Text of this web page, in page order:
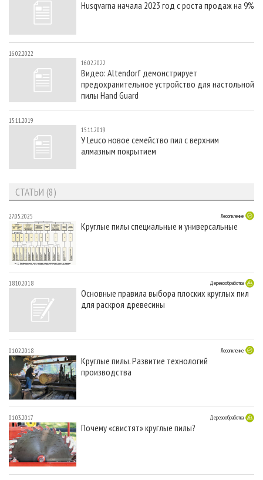
СУШКА ДРЕВЕСИНЫ
ПРОИЗВОДСТВО ДРЕВЕСНЫХ ПЛИТ
ДЕРЕВЯННОЕ ДОМОСТРОЕНИЕ
ПРОИЗВОДСТВО МЕБЕЛИ
БИОЭНЕРГЕТИКА
ЦБП
ИНСТРУМЕНТ И МАТЕРИАЛЫ
ПЕРСОНЫ
МОБИЛЬНЫЕ ВЫСТАВКИ
ПРИОРИТЕТНЫЕ ИНВЕСТПРОЕКТЫ
RUSSIAN FORESTRY REVIEW
ГАЗЕТА ЛЕСПРОМФОРУМ
БИБЛИОТЕКА СПЕЦИАЛИСТА
КОНТАКТЫ
РЕКЛАМА
Husqvarna начала 2023 год с роста продаж на 9%
16.02.2022
16.02.2022
Видео: Altendorf демонстрирует
предохранительное устройство для настольной
пилы Hand Guard
15.11.2019
15.11.2019
У Leuco новое семейство пил с верхним
алмазным покрытием
СТАТЬИ (8)
27.05.2025 Лесопиление
Круглые пилы специальные и универсальные
18.10.2018 Деревообработка
Основные правила выбора плоских круглых пил
для раскроя древесины
01.02.2018 Лесопиление
Круглые пилы. Развитие технологий
производства
01.03.2017 Деревообработка
Почему «свистят» круглые пилы?